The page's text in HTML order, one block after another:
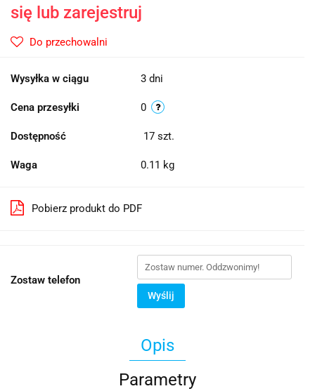
się lub zarejestruj
Do przechowalni
Wysyłka w ciągu 3 dni
Cena przesyłki 0
Dostępność 17 szt.
Waga 0.11 kg
Pobierz produkt do PDF
Zostaw telefon
Wyślij
Opis
Parametry